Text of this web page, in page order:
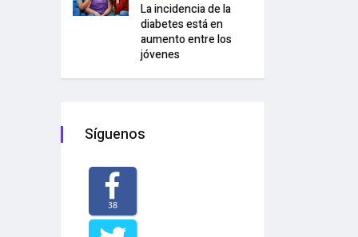
La incidencia de la
diabetes está en
aumento entre los
jóvenes
Síguenos
38